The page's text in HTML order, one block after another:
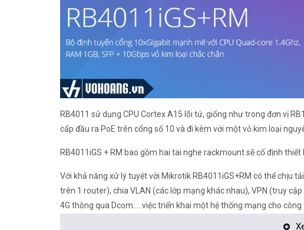
RB4011 sử dụng CPU Cortex A15 lõi tứ, giống như trong đơn vị
cấp đầu ra PoE trên cổng số 10 và đi kèm với một vỏ kim loại
RB4011iGS + RM bao gồm hai tai nghe rackmount sẽ cố định
Với khả năng xử lý tuyệt vời Mikrotik RB4011iGS+RM có thể chịu
trên 1 router), chia VLAN (các lớp mạng khác nhau), VPN (truy
4G thông qua Dcom.....việc triển khai một hệ thống mạng cho